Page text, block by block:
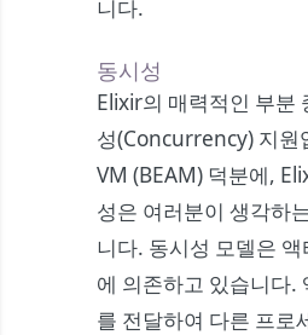
니다.
동시성
Elixir의 매력적인 부분
성(Concurrency) 지원
VM (BEAM) 덕분에,
성은 여러분이 생각하
니다. 동시성 모델은
에 의존하고 있습니다.
를 전달하여 다른 프로